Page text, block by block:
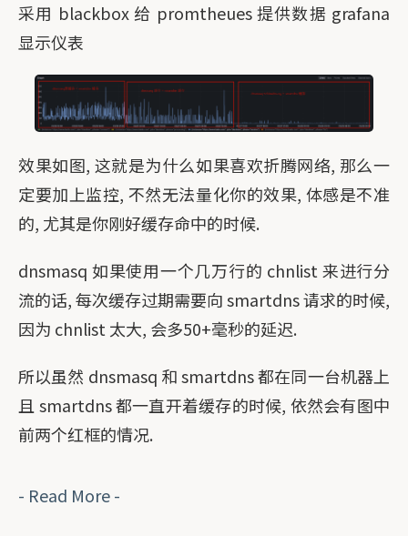
采用 blackbox 给 promtheues 提供数据 grafana
显示仪表
效果如图, 这就是为什么如果喜欢折腾网络, 那么一
定要加上监控, 不然无法量化你的效果, 体感是不准
的, 尤其是你刚好缓存命中的时候.
dnsmasq 如果使用一个几万行的 chnlist 来进行分
流的话, 每次缓存过期需要向 smartdns 请求的时候,
因为 chnlist 太大, 会多50+毫秒的延迟.
所以虽然 dnsmasq 和 smartdns 都在同一台机器上
且 smartdns 都一直开着缓存的时候, 依然会有图中
前两个红框的情况.
- Read More -